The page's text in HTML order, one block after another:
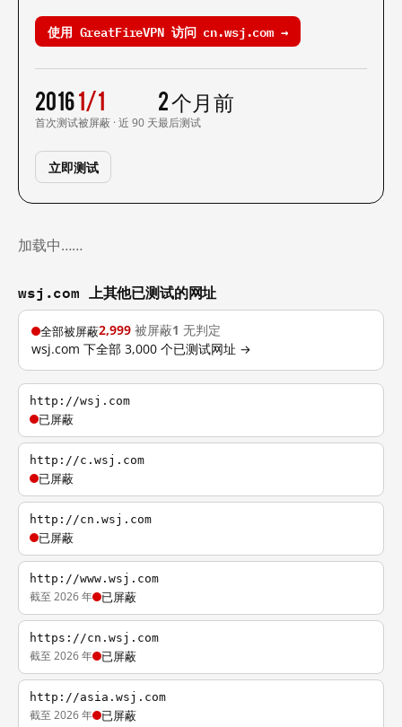
使用 GreatFireVPN 访问 cn.wsj.com →
2016
首次测试
1/1
被屏蔽 · 近 90 天
2 个月前
最后测试
立即测试
加载中……
wsj.com 上其他已测试的网址
全部被屏蔽2,999 被屏蔽1 无判定
wsj.com 下全部 3,000 个已测试网址 →
http://wsj.com
已屏蔽
http://c.wsj.com
已屏蔽
http://cn.wsj.com
已屏蔽
http://www.wsj.com
截至 2026 年 已屏蔽
https://cn.wsj.com
截至 2026 年 已屏蔽
http://asia.wsj.com
截至 2026 年 已屏蔽